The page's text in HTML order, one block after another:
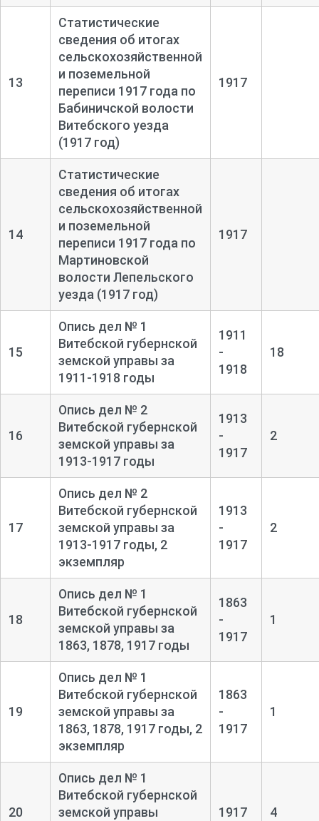
13
Статистические
сведения об итогах
сельскохозяйственной
и поземельной
переписи 1917 года по
Бабиничской волости
Витебского уезда
(1917 год)
1917
14
Статистические
сведения об итогах
сельскохозяйственной
и поземельной
переписи 1917 года по
Мартиновской
волости Лепельского
уезда (1917 год)
1917
15
Опись дел № 1
Витебской губернской
земской управы за
1911-1918 годы
1911
-
1918
18
16
Опись дел № 2
Витебской губернской
земской управы за
1913-1917 годы
1913
-
1917
2
17
Опись дел № 2
Витебской губернской
земской управы за
1913-1917 годы, 2
экземпляр
1913
-
1917
2
18
Опись дел № 1
Витебской губернской
земской управы за
1863, 1878, 1917 годы
1863
-
1917
1
19
Опись дел № 1
Витебской губернской
земской управы за
1863, 1878, 1917 годы, 2
экземпляр
1863
-
1917
1
20
Опись дел № 1
Витебской губернской
земской управы
1917 4